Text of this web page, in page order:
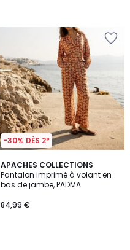
-30% DÈS 2*
APACHES COLLECTIONS
Pantalon imprimé à volant en
bas de jambe, PADMA
84,99 €